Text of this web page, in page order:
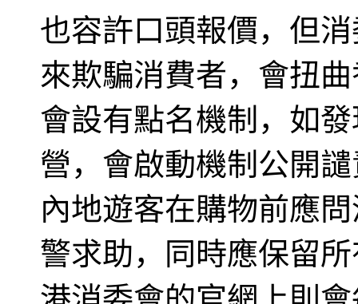
也容許口頭報價，但
來欺騙消費者，會扭
會設有點名機制，如
營，會啟動機制公開
內地遊客在購物前應
警求助，同時應保留